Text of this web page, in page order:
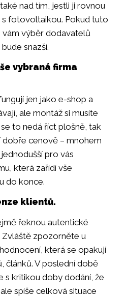
nad tím, jestli ji rovnou
fotovoltaikou. Pokud tuto
výběr dodavatelů
snazší.
vybraná firma
jen jako e-shop a
ale montáž si musíte
to nedá říct plošně, tak
cenově – mnohem
pro vás
která zařídí vše
do konce.
klientů.
řeknou autentické
Zvláště zpozorněte u
která se opakují
článků. V poslední době
s kritikou doby dodání, že
spíše celková situace